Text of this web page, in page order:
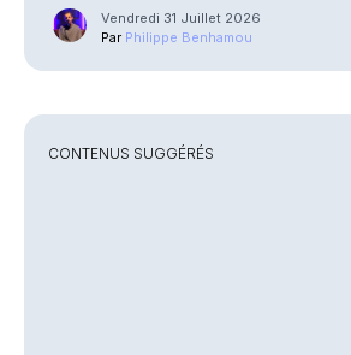
Vendredi 31 Juillet 2026
Par Philippe Benhamou
CONTENUS SUGGÉRÉS